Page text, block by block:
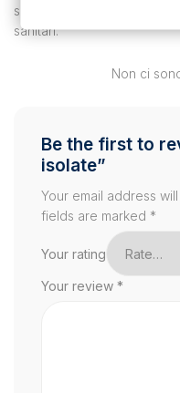
sicurezza e precisione,
sanitari.
Non ci
Be the first to
isolate”
Your email address
fields are marked *
Your rating
Your review *